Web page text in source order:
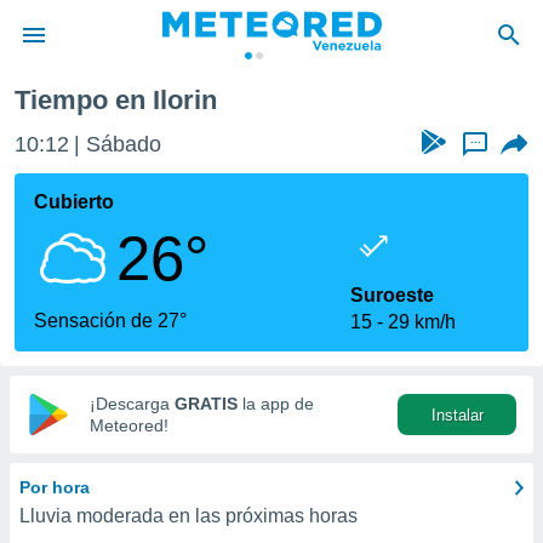
de
ha
que se
calidad.
a este
las
y
digital
basada
Tiempo en Ilorin
10:12 Sábado ...
Cubierto
26°
Sensación de 27°
Suroeste
15
29 km/h
¡Descarga GRATIS la app de
Meteored!
Instalar
Por hora
Lluvia moderada en las próximas horas